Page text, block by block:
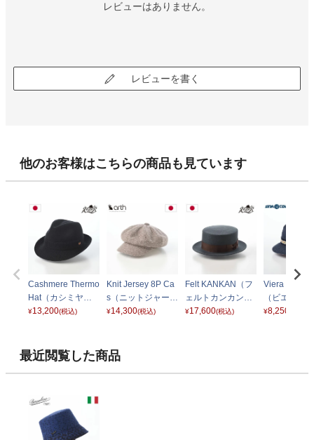
レビューはありません。
レビューを書く
他のお客様はこちらの商品も見ています
Cashmere Thermo
Hat（カシミヤサ
ーモハット） ブラ
¥13,200(税込)
Knit Jersey 8P Ca
s（ニットジャージ
ー キャス） ベージ
¥14,300(税込)
Felt KANKAN（フ
ェルトカンカン）
グレー
¥17,600(税込)
Viera Bucket
（ビエラバ
ハット）
¥8,250
最近閲覧した商品